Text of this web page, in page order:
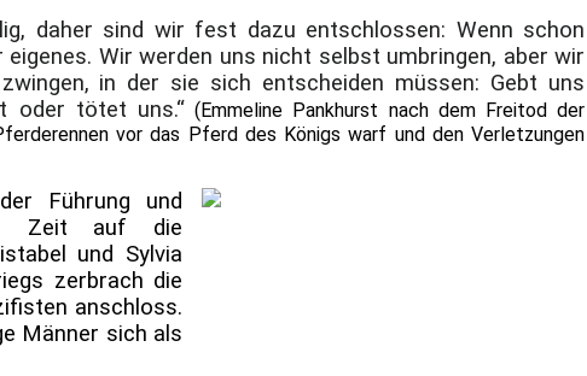
daher sind wir fest dazu entschlossen: Wenn schon
Wir werden uns nicht selbst umbringen, aber wir
in der sie sich entscheiden müssen: Gebt uns
oder tötet uns.“ (Emmeline Pankhurst nach dem Freitod der
vor das Pferd des Königs warf und den Verletzungen
Führung und
Zeit auf die
und Sylvia
zerbrach die
anschloss.
Männer sich als